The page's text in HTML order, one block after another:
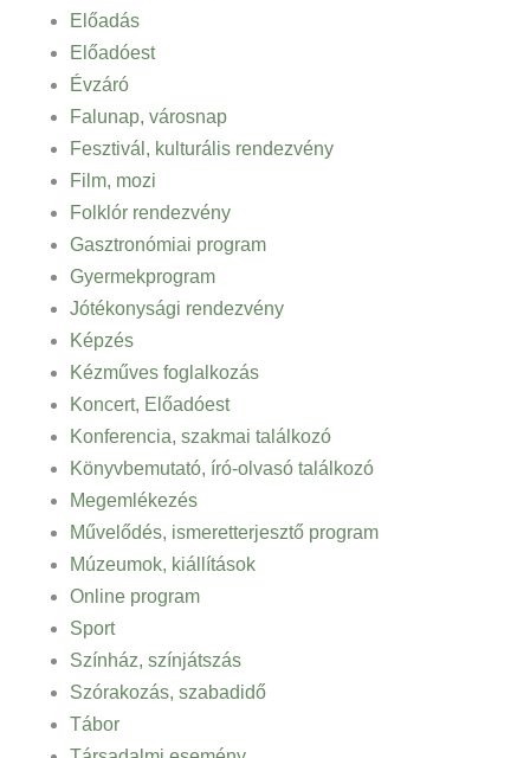
Előadás
Előadóest
Évzáró
Falunap, városnap
Fesztivál, kulturális rendezvény
Film, mozi
Folklór rendezvény
Gasztronómiai program
Gyermekprogram
Jótékonysági rendezvény
Képzés
Kézműves foglalkozás
Koncert, Előadóest
Konferencia, szakmai találkozó
Könyvbemutató, író-olvasó találkozó
Megemlékezés
Művelődés, ismeretterjesztő program
Múzeumok, kiállítások
Online program
Sport
Színház, színjátszás
Szórakozás, szabadidő
Tábor